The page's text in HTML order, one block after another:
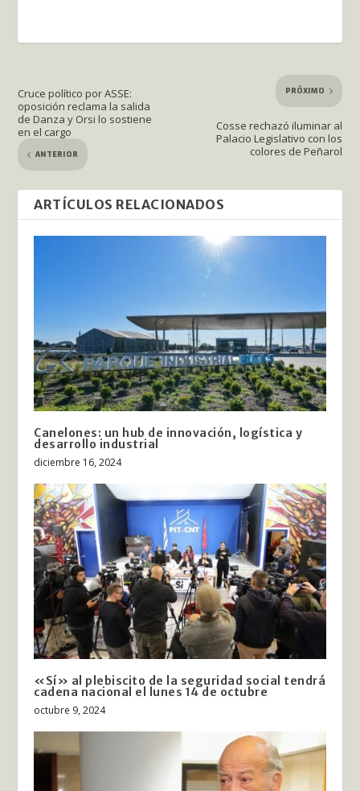
Cruce político por ASSE:
oposición reclama la salida
de Danza y Orsi lo sostiene
en el cargo
ANTERIOR
PRÓXIMO
Cosse rechazó iluminar al
Palacio Legislativo con los
colores de Peñarol
ARTÍCULOS RELACIONADOS
Canelones: un hub de innovación, logística y
desarrollo industrial
diciembre 16, 2024
«Sí» al plebiscito de la seguridad social tendrá
cadena nacional el lunes 14 de octubre
octubre 9, 2024